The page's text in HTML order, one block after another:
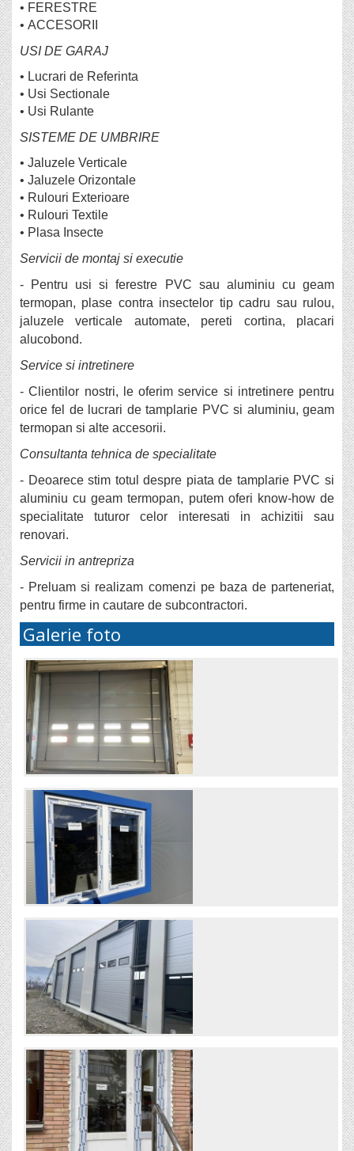
• FERESTRE
• ACCESORII
USI DE GARAJ
• Lucrari de Referinta
• Usi Sectionale
• Usi Rulante
SISTEME DE UMBRIRE
• Jaluzele Verticale
• Jaluzele Orizontale
• Rulouri Exterioare
• Rulouri Textile
• Plasa Insecte
Servicii de montaj si executie
- Pentru usi si ferestre PVC sau aluminiu cu geam
termopan, plase contra insectelor tip cadru sau rulou,
jaluzele verticale automate, pereti cortina, placari
alucobond.
Service si intretinere
- Clientilor nostri, le oferim service si intretinere pentru
orice fel de lucrari de tamplarie PVC si aluminiu, geam
termopan si alte accesorii.
Consultanta tehnica de specialitate
- Deoarece stim totul despre piata de tamplarie PVC si
aluminiu cu geam termopan, putem oferi know-how de
specialitate tuturor celor interesati in achizitii sau
renovari.
Servicii in antrepriza
- Preluam si realizam comenzi pe baza de parteneriat,
pentru firme in cautare de subcontractori.
Galerie foto